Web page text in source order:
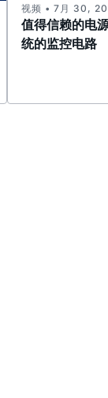
值得信赖的电
统的监控电路
视频 • 7月 30,